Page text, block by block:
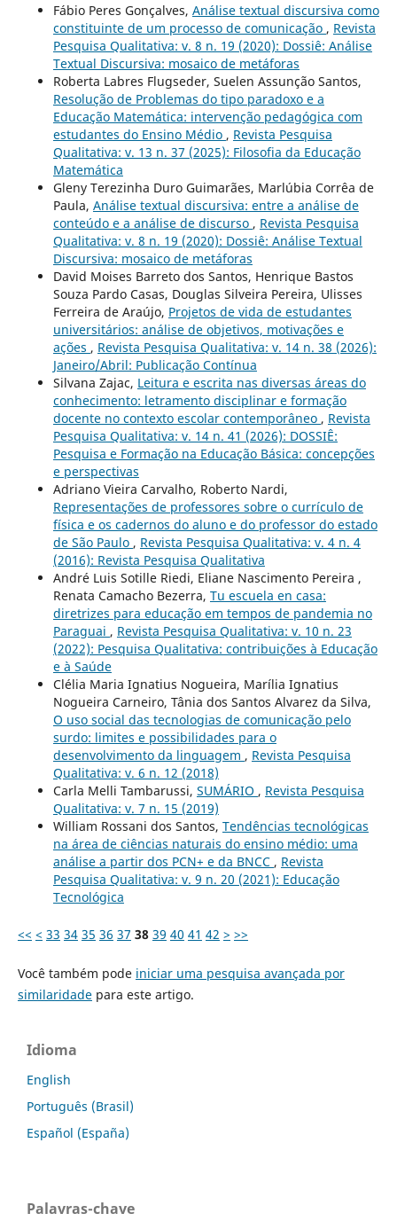
Fábio Peres Gonçalves, Análise textual discursiva como
constituinte de um processo de comunicação , Revista
Pesquisa Qualitativa: v. 8 n. 19 (2020): Dossiê: Análise
Textual Discursiva: mosaico de metáforas
Roberta Labres Flugseder, Suelen Assunção Santos,
Resolução de Problemas do tipo paradoxo e a
Educação Matemática: intervenção pedagógica com
estudantes do Ensino Médio , Revista Pesquisa
Qualitativa: v. 13 n. 37 (2025): Filosofia da Educação
Matemática
Gleny Terezinha Duro Guimarães, Marlúbia Corrêa de
Paula, Análise textual discursiva: entre a análise de
conteúdo e a análise de discurso , Revista Pesquisa
Qualitativa: v. 8 n. 19 (2020): Dossiê: Análise Textual
Discursiva: mosaico de metáforas
David Moises Barreto dos Santos, Henrique Bastos
Souza Pardo Casas, Douglas Silveira Pereira, Ulisses
Ferreira de Araújo, Projetos de vida de estudantes
universitários: análise de objetivos, motivações e
ações , Revista Pesquisa Qualitativa: v. 14 n. 38 (2026):
Janeiro/Abril: Publicação Contínua
Silvana Zajac, Leitura e escrita nas diversas áreas do
conhecimento: letramento disciplinar e formação
docente no contexto escolar contemporâneo , Revista
Pesquisa Qualitativa: v. 14 n. 41 (2026): DOSSIÊ:
Pesquisa e Formação na Educação Básica: concepções
e perspectivas
Adriano Vieira Carvalho, Roberto Nardi,
Representações de professores sobre o currículo de
física e os cadernos do aluno e do professor do estado
de São Paulo , Revista Pesquisa Qualitativa: v. 4 n. 4
(2016): Revista Pesquisa Qualitativa
André Luis Sotille Riedi, Eliane Nascimento Pereira ,
Renata Camacho Bezerra, Tu escuela en casa:
diretrizes para educação em tempos de pandemia no
Paraguai , Revista Pesquisa Qualitativa: v. 10 n. 23
(2022): Pesquisa Qualitativa: contribuições à Educação
e à Saúde
Clélia Maria Ignatius Nogueira, Marília Ignatius
Nogueira Carneiro, Tânia dos Santos Alvarez da Silva,
O uso social das tecnologias de comunicação pelo
surdo: limites e possibilidades para o
desenvolvimento da linguagem , Revista Pesquisa
Qualitativa: v. 6 n. 12 (2018)
Carla Melli Tambarussi, SUMÁRIO , Revista Pesquisa
Qualitativa: v. 7 n. 15 (2019)
William Rossani dos Santos, Tendências tecnológicas
na área de ciências naturais do ensino médio: uma
análise a partir dos PCN+ e da BNCC , Revista
Pesquisa Qualitativa: v. 9 n. 20 (2021): Educação
Tecnológica
<< < 33 34 35 36 37 38 39 40 41 42 > >>
Você também pode iniciar uma pesquisa avançada por
similaridadepara este artigo.
Idioma
English
Português (Brasil)
Español (España)
Palavras-chave